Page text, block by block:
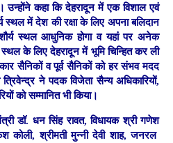
उन्होंने कहा कि देहरादून में एक विशाल एवं
स्थल में देश की रक्षा के लिए अपना बलिदान
स्थल आधुनिक होगा व यहां पर अनेक
स्थल के लिए देहरादून में भूमि चिन्हित कर ली
सैनिकों व पूर्व सैनिकों को हर संभव मदद
ने पदक विजेता सैन्य अधिकारियों,
को सम्मानित भी किया।
डॉ. धन सिंह रावत, विधायक श्री गणेश
कोली, श्रीमती मुन्नी देवी शाह, जनरल